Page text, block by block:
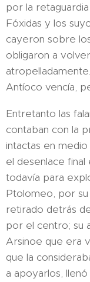
por la
Fóxidas y los
cayeron sobre
obligaron a
Antíoco vencía,
Entretanto las
contaban con la
intactas en
el desenlace
todavía para
Ptolomeo, por su
retirado detrás
por el centro; su
Arsinoe que era
que la
a apoyarlos,